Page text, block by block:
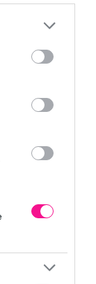
more Google
may click to
tags to
below Google